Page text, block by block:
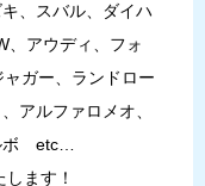
、スバル、ダイハ
、アウディ、フォ
ガー、ランドロー
アルファロメオ、
ボ etc…
ます！